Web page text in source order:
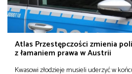
Atlas Przestępczości zmienia
z łamaniem prawa w Austrii
Kwasowi złodzieje musieli uderzyć w